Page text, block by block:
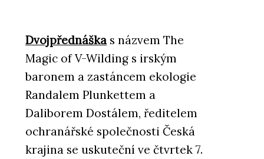
Dvojpřednáška s názvem The
Magic of V-Wilding s irským
baronem a zastáncem ekologie
Randalem Plunkettem a
Daliborem Dostálem, ředitelem
ochranářské společnosti Česká
krajina se uskuteční ve čtvrtek 7.